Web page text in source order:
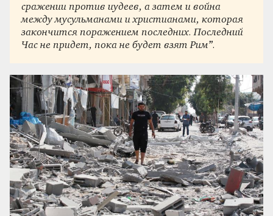
сражении против иудеев, а затем и война
между мусульманами и христианами, которая
закончится поражением последних. Последний
Час не придет, пока не будет взят Рим”.